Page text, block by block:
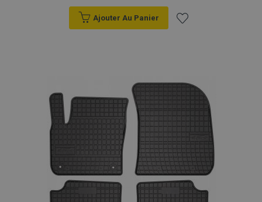
Ajouter Au Panier
liste
d'achats